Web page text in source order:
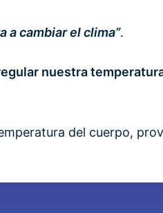
a cambiar el clima”.
nuestra
del cuerpo,